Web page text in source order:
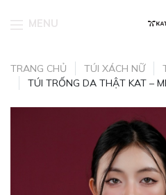
MENU
TRANG CHỦ TÚI XÁCH NỮ
TÚI TRỐNG DA THẬT KAT –